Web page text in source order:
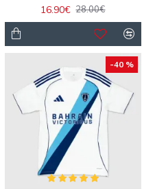
16.90€ 28.00€
-40 %